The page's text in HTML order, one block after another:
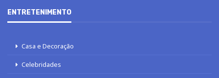
ENTRETENIMENTO
Casa e Decoração
Celebridades